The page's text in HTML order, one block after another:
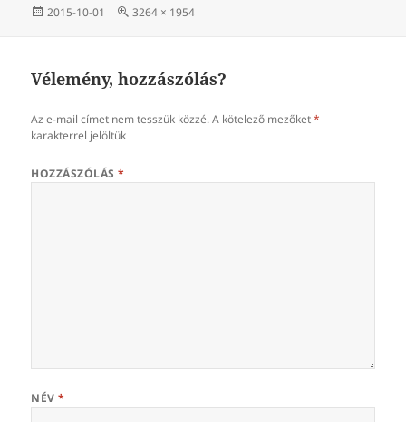
Közzétéve
2015-10-01
Teljes
3264 × 1954
Vélemény, hozzászólás?
Az e-mail címet nem tesszük közzé. A kötelező mezőket*
karakterrel jelöltük
HOZZÁSZÓLÁS*
NÉV*